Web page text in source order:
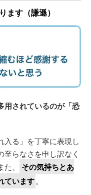
ます（謙遜）
用されているのが「恐
入る」を丁寧に表現し
らなさを申し訳なく
、
その気持ちとあ
ています。